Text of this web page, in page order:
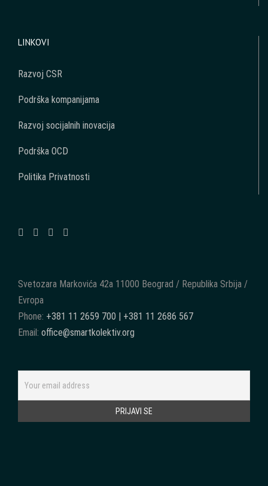
LINKOVI
Razvoj CSR
Podrška kompanijama
Razvoj socijalnih inovacija
Podrška OCD
Politika Privatnosti
Svetozara Markovića 42a 11000 Beograd / Republika Srbija /
Evropa
Phone: +381 11 2659 700 | +381 11 2686 567
Email: office@smartkolektiv.org